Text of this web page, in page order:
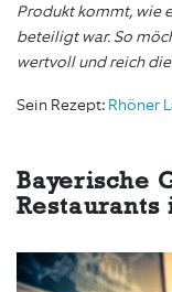
Produkt kommt, wie
beteiligt war. So
wertvoll und reich
Sein Rezept: Rhöner
Bayerische